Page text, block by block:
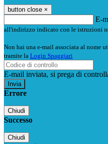
button close ×
E-
all'indirizzo indicato con le istruzioni
Non hai una e-mail associata al nome
tramite la Login Spaggiari
E-mail inviata, si prega di
Errore
Chiudi
Successo
Chiudi